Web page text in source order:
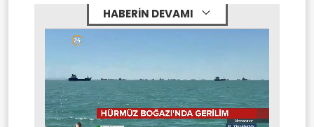
HABERİN DEVAMI